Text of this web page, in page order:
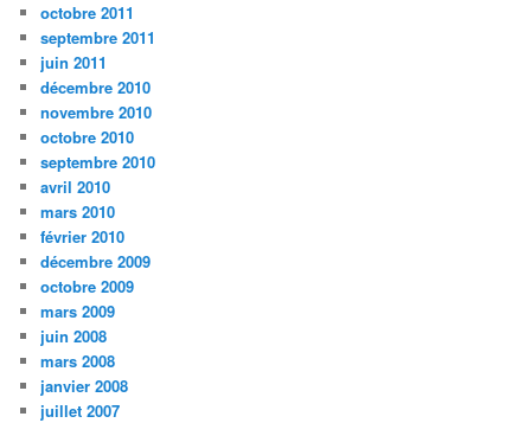
octobre 2011
septembre 2011
juin 2011
décembre 2010
novembre 2010
octobre 2010
septembre 2010
avril 2010
mars 2010
février 2010
décembre 2009
octobre 2009
mars 2009
juin 2008
mars 2008
janvier 2008
juillet 2007